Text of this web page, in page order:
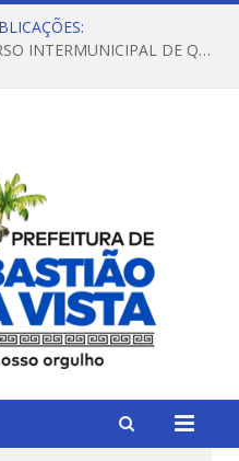
REGULAMENTO DO X CONCURSO INTERMUNICIPAL DE QUADRILHAS JUNINAS – 2026 – ARRAIÁ DA VENEZA